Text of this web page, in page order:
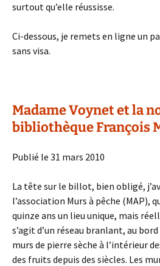
surtout qu’elle réussisse.
Ci-dessous, je remets en ligne un
sans visa.
Madame Voynet et la
bibliothèque François
Publié le 31 mars 2010
La tête sur le billot, bien obligé,
l’association Murs à pêche (MAP),
quinze ans un lieu unique, mais
s’agit d’un réseau branlant, au
murs de pierre sèche à l’intérieur
des fruits depuis des siècles. Les